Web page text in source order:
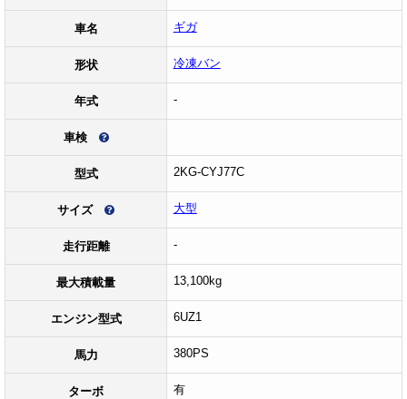
車名 ギガ
形状 冷凍バン
年式 -
車検
型式 2KG-CYJ77C
サイズ 大型
走行距離 -
最大積載量 13,100kg
エンジン型式 6UZ1
馬力 380PS
ターボ 有